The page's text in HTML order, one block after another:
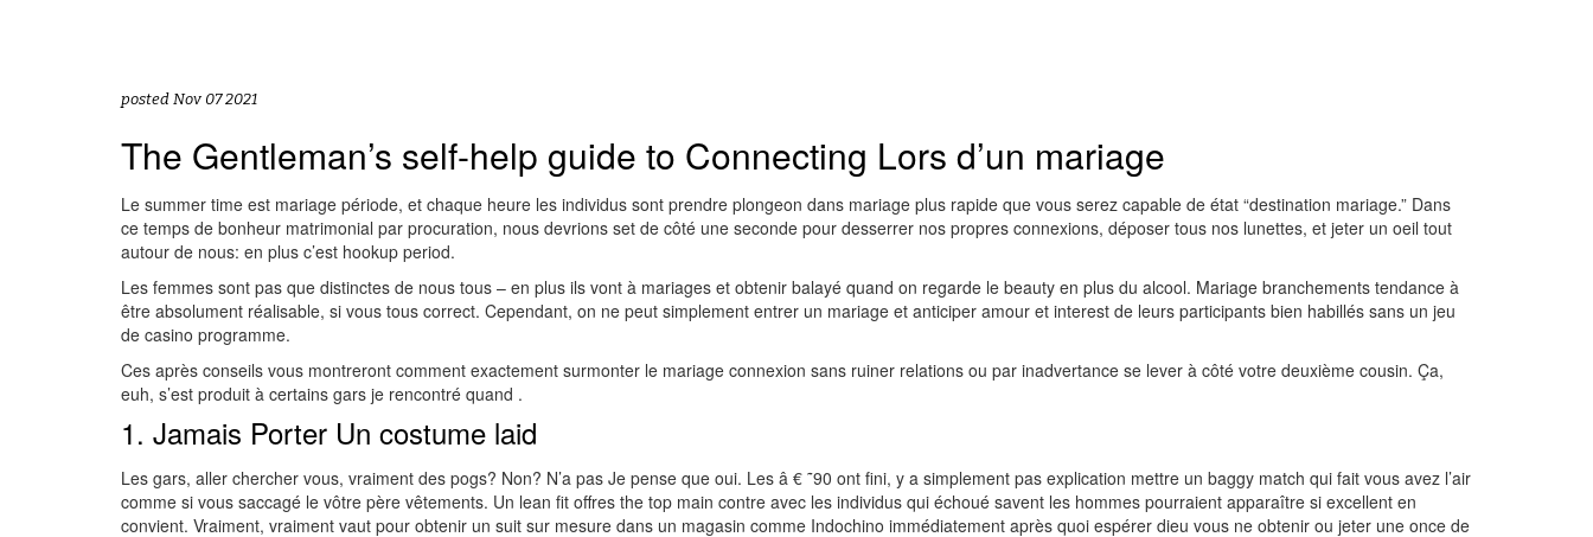
posted Nov 07 2021
The Gentleman’s self-help guide to Connecting Lors d’un mariage
Le summer time est mariage période, et chaque heure les individus sont prendre plongeon dans mariage plus rapide que vous serez capable de état “destination mariage.” Dans
ce temps de bonheur matrimonial par procuration, nous devrions set de côté une seconde pour desserrer nos propres connexions, déposer tous nos lunettes, et jeter un oeil tout
autour de nous: en plus c’est hookup period.
Les femmes sont pas que distinctes de nous tous – en plus ils vont à mariages et obtenir balayé quand on regarde le beauty en plus du alcool. Mariage branchements tendance à
être absolument réalisable, si vous tous correct. Cependant, on ne peut simplement entrer un mariage et anticiper amour et interest de leurs participants bien habillés sans un jeu
de casino programme.
Ces après conseils vous montreront comment exactement surmonter le mariage connexion sans ruiner relations ou par inadvertance se lever à côté votre deuxième cousin. Ça,
euh, s’est produit à certains gars je rencontré quand .
1. Jamais Porter Un costume laid
Les gars, aller chercher vous, vraiment des pogs? Non? N’a pas Je pense que oui. Les â € ˜90 ont fini, y a simplement pas explication mettre un baggy match qui fait vous avez l’air
comme si vous saccagé le vôtre père vêtements. Un lean fit offres the top main contre avec les individus qui échoué savent les hommes pourraient apparaître si excellent en
convient. Vraiment, vraiment vaut pour obtenir un suit sur mesure dans un magasin comme Indochino immédiatement après quoi espérer dieu vous ne obtenir ou jeter une once de